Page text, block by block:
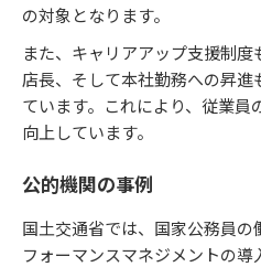
の対象となります。
また、キャリアアップ支援制
店長、そして本社勤務への昇
ています。これにより、従業
向上しています。
公的機関の事例
国土交通省では、国家公務員
フォーマンスマネジメントの